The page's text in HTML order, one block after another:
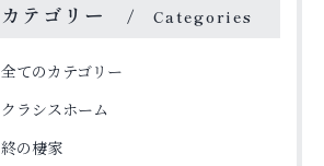
カテゴリー Categories
全てのカテゴリー
クラシスホーム
終の棲家